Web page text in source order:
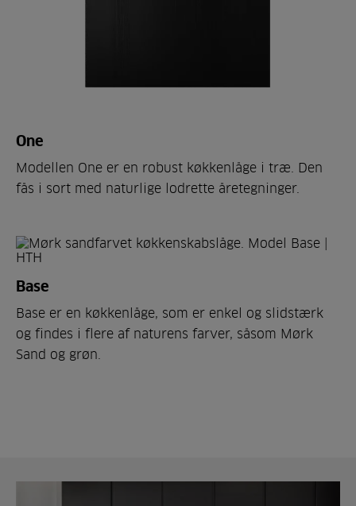
One
Modellen One er en robust køkkenlåge i træ. Den
fås i sort med naturlige lodrette åretegninger.
Base
Base er en køkkenlåge, som er enkel og slidstærk
og findes i flere af naturens farver, såsom Mørk
Sand og grøn.